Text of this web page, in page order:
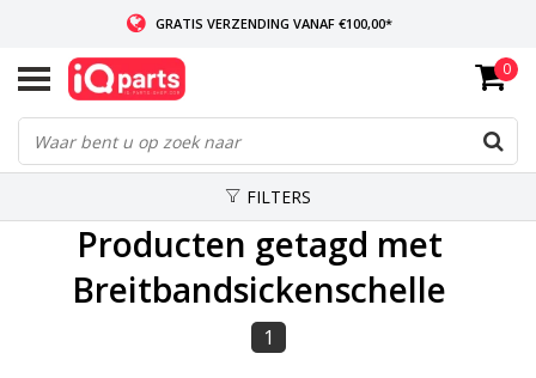
GRATIS VERZENDING VANAF €100,00*
INDIEN VOORRADIG: VOOR 14:00 BESTELD, ZELFDE DAG VERZONDEN
WERELDWIJDE LEVERING
0
FILTERS
Producten getagd met
Breitbandsickenschelle
1